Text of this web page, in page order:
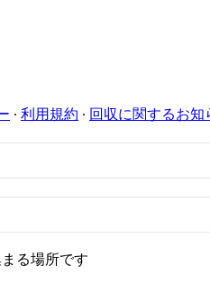
∙ 利用規約 ∙ 回収に関するお知
る場所です